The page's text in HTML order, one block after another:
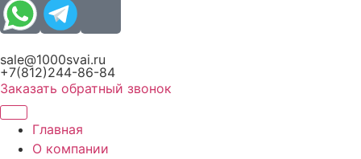
sale@1000svai.ru
+7(812)244-86-84
Заказать обратный звонок
Главная
О компании